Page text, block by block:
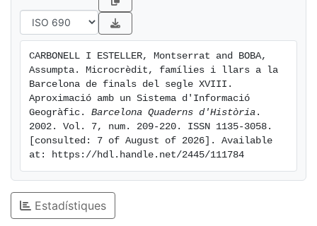
CARBONELL I ESTELLER, Montserrat and BOBA,
Assumpta. Microcrèdit, famílies i llars a la
Barcelona de finals del segle XVIII.
Aproximació amb un Sistema d'Informació
Geogràfic. Barcelona Quaderns d'Història .
2002. Vol. 7, num. 209-220. ISSN 1135-3058.
[consulted: 7 of August of 2026]. Available
at: https://hdl.handle.net/2445/111784
Estadístiques